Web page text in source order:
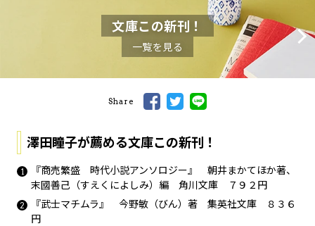
文庫この新刊！
一覧を見る
Share
澤田瞳子が薦める文庫この新刊！
『商売繁盛 時代小説アンソロジー』 朝井まかてほか著、
末國善己（すえくによしみ）編 角川文庫 ７９２円
『武士マチムラ』 今野敏（びん）著 集英社文庫 ８３６
円